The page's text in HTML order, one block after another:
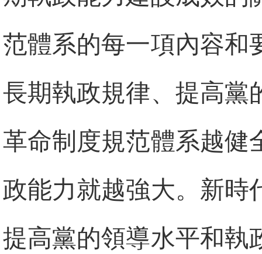
范體系的每一項內容和
長期執政規律、提高黨
革命制度規范體系越健
政能力就越強大。新時
提高黨的領導水平和執